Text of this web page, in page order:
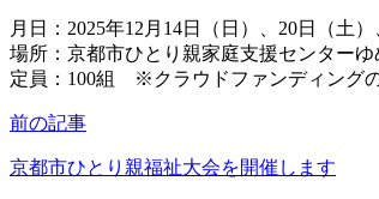
月日：2025年12月14日（日）、20日（土）
場所：京都市ひとり親家庭支援センターゆ
定員：100組 ※クラウドファンディング
Posts
navigation
前の記事
京都市ひとり親福祉大会を開催します